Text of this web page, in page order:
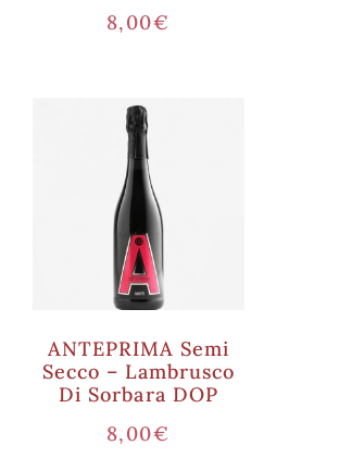
8,00€
ANTEPRIMA Semi
Secco – Lambrusco
Di Sorbara DOP
8,00€